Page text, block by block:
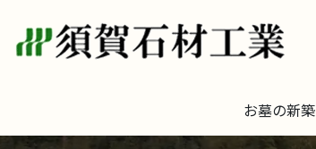
お墓の新築